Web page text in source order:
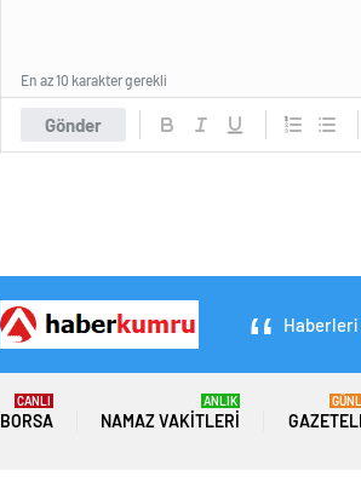
Gönder
En az 10 karakter gerekli
Haberleri
BORSA
CANLI
NAMAZ VAKITLERI
ANLIK